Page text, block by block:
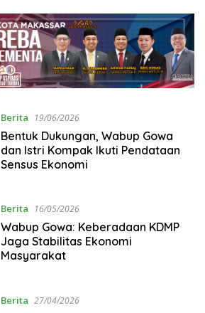
Berita 19/06/2026
Bentuk Dukungan, Wabup Gowa
dan Istri Kompak Ikuti Pendataan
Sensus Ekonomi
Berita 16/05/2026
Wabup Gowa: Keberadaan KDMP
Jaga Stabilitas Ekonomi
Masyarakat
Berita 27/04/2026